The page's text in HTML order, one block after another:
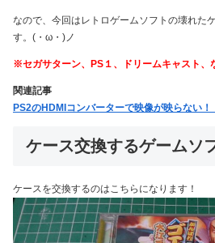
なので、今回はレトロゲームソフトの壊れた
す。(・ω・)ノ
※セガサターン、PS１、ドリームキャスト、
関連記事
PS2のHDMIコンバーターで映像が映らない！
ケース交換するゲームソ
ケースを交換するのはこちらになります！